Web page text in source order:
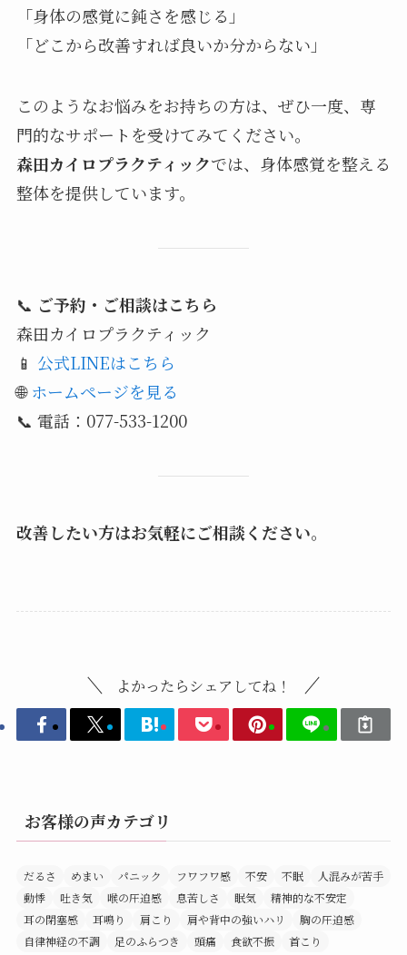
「身体の感覚に鈍さを感じる」
「どこから改善すれば良いか分からない」
このようなお悩みをお持ちの方は、ぜひ一度、専
門的なサポートを受けてみてください。
森田カイロプラクティックでは、身体感覚を整える
整体を提供しています。
📞 ご予約・ご相談はこちら
森田カイロプラクティック
📱 公式LINEはこちら
🌐ホームページを見る
📞 電話：077-533-1200
改善したい方はお気軽にご相談ください。
よかったらシェアしてね！
お客様の声カテゴリ
だるさ めまい パニック フワフワ感 不安 不眠
人混みが苦手
動悸
吐き気 喉の圧迫感 息苦しさ 眠気
精神的な不安定
耳の閉塞感
耳鳴り 肩こり 肩や背中の強いハリ
胸の圧迫感
自律神経の不調
足のふらつき 頭痛 食欲不振 首こり